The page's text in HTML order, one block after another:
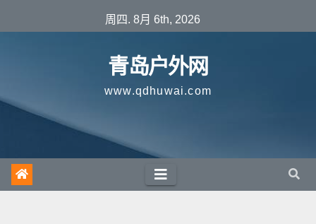
至
周四. 8月 6th, 2026
青岛户外网
www.qdhuwai.com